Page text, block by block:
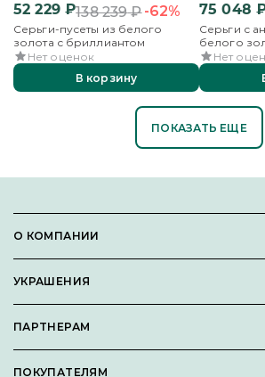
52 229₽138 239₽-62%
Серьги-пусеты из белого
золота с бриллиантом
Нет оценок
В корзину
75 048
Серьги с
белого
Нет
ПОКАЗАТЬ ЕЩЕ
О КОМПАНИИ
Вакансии
УКРАШЕНИЯ
Кольца
ПАРТНЕРАМ
ПОКУПАТЕЛЯМ